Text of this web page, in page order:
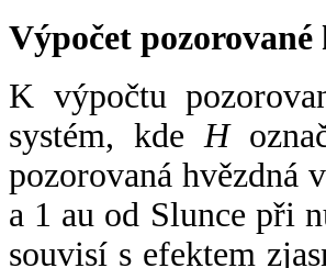
Výpočet
K výpočtu
systém, kde H
pozorovaná hvězdná
a 1 au od Slunce při
souvisí s efektem